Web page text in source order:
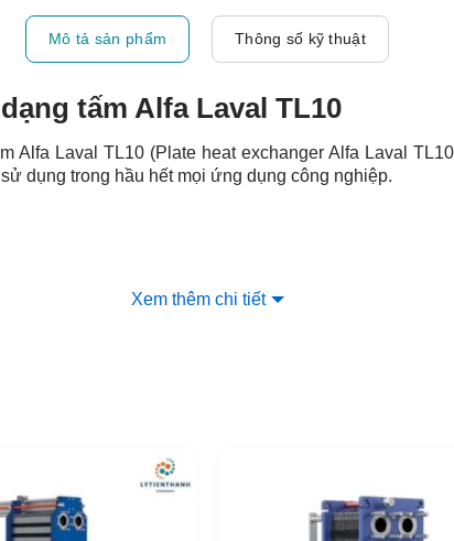
Mô tả sản phẩm Thông số kỹ thuật
tấm Alfa Laval TL10
Alfa Laval TL10 (Plate heat exchanger Alfa Laval
dụng trong hầu hết mọi ứng dụng công nghiệp.
này phù hợp với các nhiệm vụ có chương trình
đổi nhiệt Alfa
phẩm
trợ (Utility)
Xem thêm chi tiết